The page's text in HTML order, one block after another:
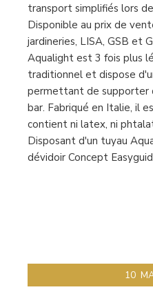
transport simplifiés lors
Disponible au prix de
jardineries, LISA, GSB et
Aqualight est 3 fois plus
traditionnel et dispose
permettant de supporter
bar. Fabriqué en Italie, il
contient ni latex, ni
Disposant d'un tuyau
dévidoir Concept
10